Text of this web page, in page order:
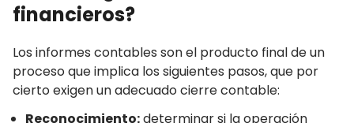
financieros?
Los informes contables son el producto final de un
proceso que implica los siguientes pasos, que por
cierto exigen un adecuado cierre contable:
Reconocimiento:determinar si la operación